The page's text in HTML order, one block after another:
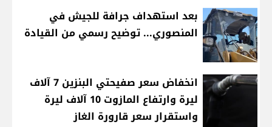
بعد استهداف جرافة للجيش في
المنصوري... توضيح رسمي من القيادة
انخفاض سعر صفيحتي البنزين 7 آلاف
ليرة وارتفاع المازوت 10 آلاف ليرة
واستقرار سعر قارورة الغاز